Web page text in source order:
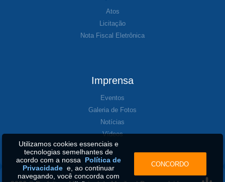
Atos
Licitação
Nota Fiscal Eletrônica
Imprensa
Eventos
Galeria de Fotos
Notícias
Vídeos
Utilizamos cookies essenciais e
tecnologias semelhantes de
acordo com a nossa Política de
Privacidadee, ao continuar
navegando, você concorda com
CONCORDO